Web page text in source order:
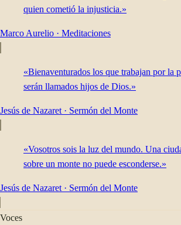
quien cometió la injusticia.»
Marco Aurelio · Meditaciones
«Bienaventurados los que trabajan por la
serán llamados hijos de Dios.»
Jesús de Nazaret · Sermón del Monte
«Vosotros sois la luz del mundo. Una
sobre un monte no puede esconderse.»
Jesús de Nazaret · Sermón del Monte
Voces